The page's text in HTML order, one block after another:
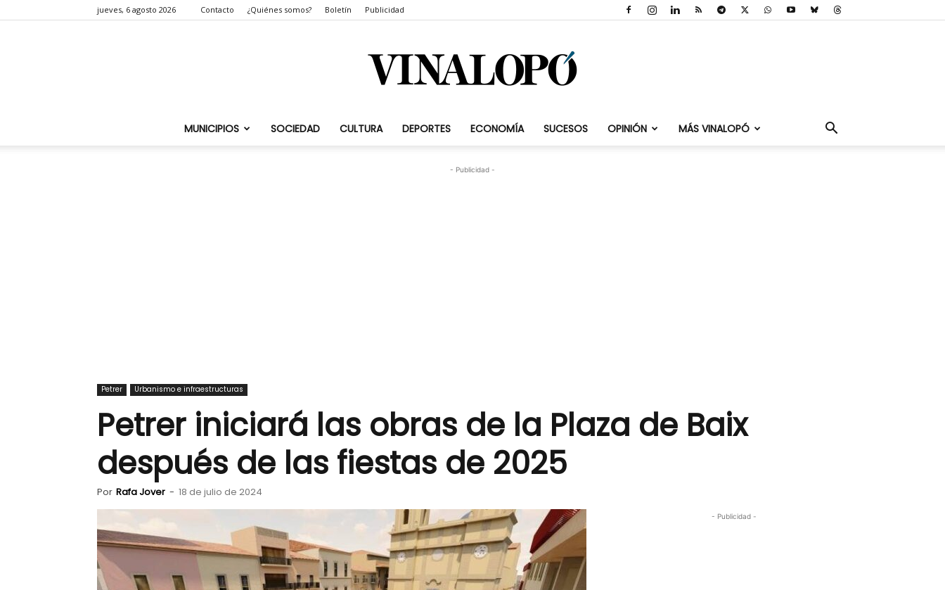
jueves, 6 agosto 2026 Contacto ¿Quiénes somos? Boletín Publicidad
Vinalopó.com
MUNICIPIOS SOCIEDAD CULTURA DEPORTES ECONOMÍA SUCESOS OPINIÓN MÁS VINALOPÓ
- Publicidad -
Petrer Urbanismo e infraestructuras
Petrer iniciará las obras de la Plaza de Baix
después de las fiestas de 2025
Por Rafa Jover - 18 de julio de 2024
- Publicidad -